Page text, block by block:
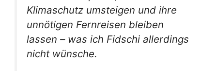
Klimaschutz umsteigen und ihre
unnötigen Fernreisen bleiben
lassen – was ich Fidschi allerdings
nicht wünsche.